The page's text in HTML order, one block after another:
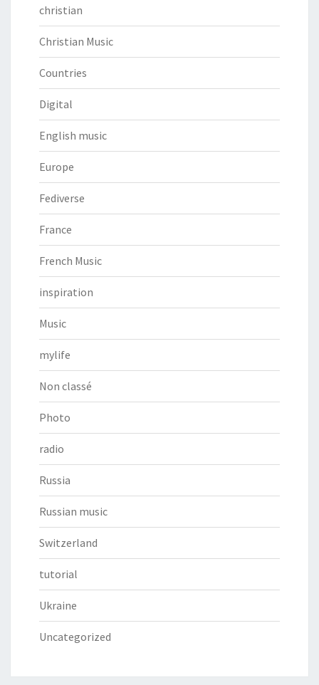
christian
Christian Music
Countries
Digital
English music
Europe
Fediverse
France
French Music
inspiration
Music
mylife
Non classé
Photo
radio
Russia
Russian music
Switzerland
tutorial
Ukraine
Uncategorized